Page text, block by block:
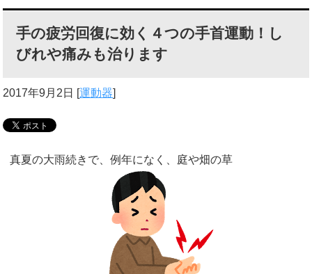
手の疲労回復に効く４つの手首運動！し
びれや痛みも治ります
2017年9月2日 [運動器]
真夏の大雨続きで、例年になく、庭や畑の草